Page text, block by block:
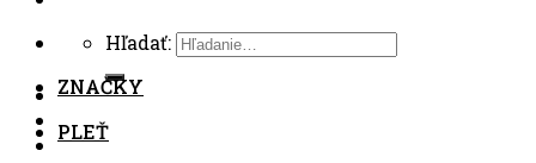
Hľadať:
ZNAČKY
PLEŤ